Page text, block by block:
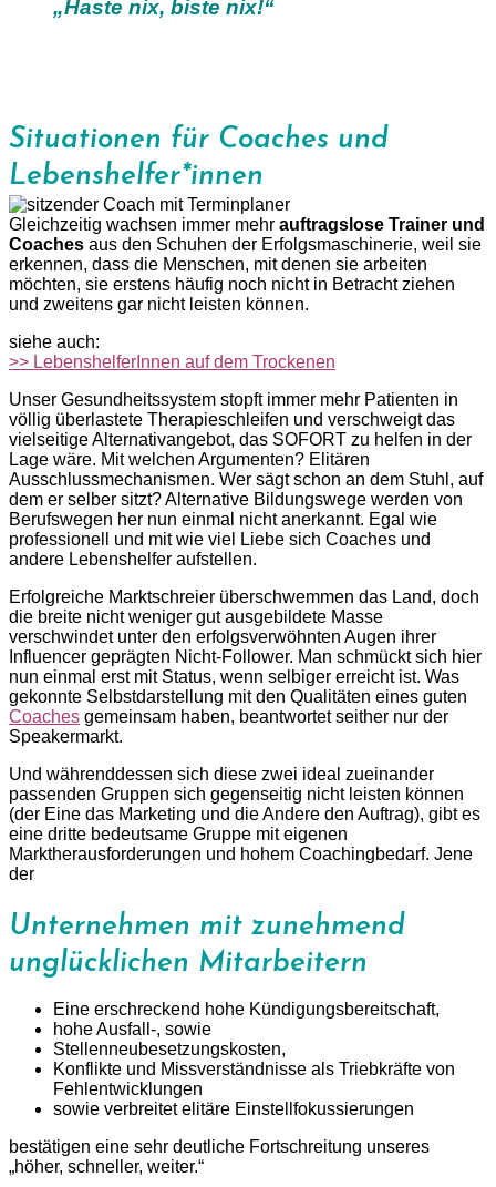
„Haste nix, biste nix!“
Situationen für Coaches und
Lebenshelfer*innen
Gleichzeitig wachsen immer mehr auftragslose Trainer und
Coaches aus den Schuhen der Erfolgsmaschinerie, weil sie
erkennen, dass die Menschen, mit denen sie arbeiten
möchten, sie erstens häufig noch nicht in Betracht ziehen
und zweitens gar nicht leisten können.
siehe auch:
>> LebenshelferInnen auf dem Trockenen
Unser Gesundheitssystem stopft immer mehr Patienten in
völlig überlastete Therapieschleifen und verschweigt das
vielseitige Alternativangebot, das SOFORT zu helfen in der
Lage wäre. Mit welchen Argumenten? Elitären
Ausschlussmechanismen. Wer sägt schon an dem Stuhl, auf
dem er selber sitzt? Alternative Bildungswege werden von
Berufswegen her nun einmal nicht anerkannt. Egal wie
professionell und mit wie viel Liebe sich Coaches und
andere Lebenshelfer aufstellen.
Erfolgreiche Marktschreier überschwemmen das Land, doch
die breite nicht weniger gut ausgebildete Masse
verschwindet unter den erfolgsverwöhnten Augen ihrer
Influencer geprägten Nicht-Follower. Man schmückt sich hier
nun einmal erst mit Status, wenn selbiger erreicht ist. Was
gekonnte Selbstdarstellung mit den Qualitäten eines guten
Coaches gemeinsam haben, beantwortet seither nur der
Speakermarkt.
Und währenddessen sich diese zwei ideal zueinander
passenden Gruppen sich gegenseitig nicht leisten können
(der Eine das Marketing und die Andere den Auftrag), gibt es
eine dritte bedeutsame Gruppe mit eigenen
Marktherausforderungen und hohem Coachingbedarf. Jene
der
Unternehmen mit zunehmend
unglücklichen Mitarbeitern
Eine erschreckend hohe Kündigungsbereitschaft,
hohe Ausfall-, sowie
Stellenneubesetzungskosten,
Konflikte und Missverständnisse als Triebkräfte von
Fehlentwicklungen
sowie verbreitet elitäre Einstellfokussierungen
bestätigen eine sehr deutliche Fortschreitung unseres
„höher, schneller, weiter.“